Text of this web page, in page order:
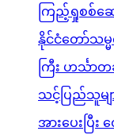
ကြည့်ရှုစစ်ဆ
နိုင်ငံတော်သမ္
ကြီး ဟင်္သာ
သင့်ပြည်သူမျ
အားပေးပြီး